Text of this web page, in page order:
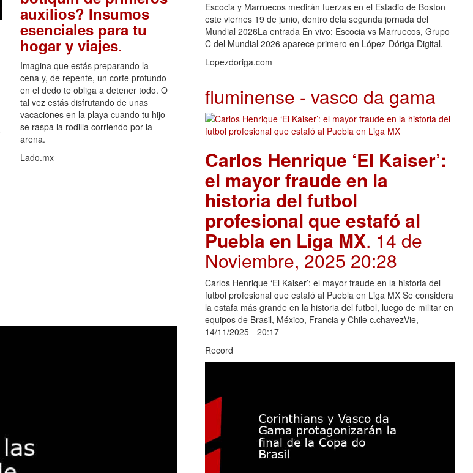
auxilios? Insumos
esenciales para tu
hogar y viajes.
Imagina que estás preparando la
cena y, de repente, un corte profundo
en el dedo te obliga a detener todo. O
tal vez estás disfrutando de unas
vacaciones en la playa cuando tu hijo
se raspa la rodilla corriendo por la
arena.
Lado.mx
Escocia y Marruecos medirán fuerzas en el Estadio de Boston
este viernes 19 de junio, dentro dela segunda jornada del
Mundial 2026La entrada En vivo: Escocia vs Marruecos, Grupo
C del Mundial 2026 aparece primero en López-Dóriga Digital.
Lopezdoriga.com
fluminense - vasco da gama
Carlos Henrique ‘El Kaiser’:
el mayor fraude en la
historia del futbol
profesional que estafó al
Puebla en Liga MX. 14 de
Noviembre, 2025 20:28
Carlos Henrique ‘El Kaiser’: el mayor fraude en la historia del
futbol profesional que estafó al Puebla en Liga MX Se considera
la estafa más grande en la historia del futbol, luego de militar en
equipos de Brasil, México, Francia y Chile c.chavezVie,
14/11/2025 - 20:17
Record